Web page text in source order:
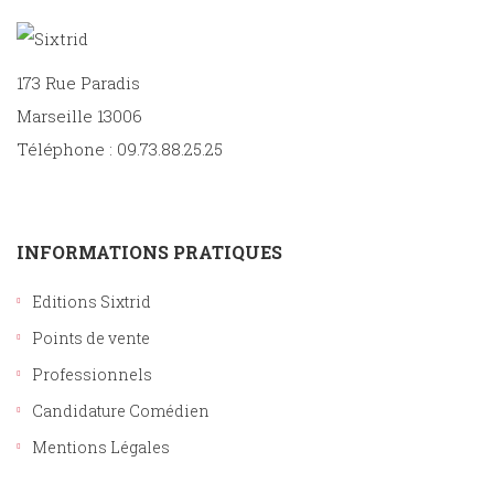
173 Rue Paradis
Marseille 13006
Téléphone : 09.73.88.25.25
INFORMATIONS PRATIQUES
Editions Sixtrid
Points de vente
Professionnels
Candidature Comédien
Mentions Légales